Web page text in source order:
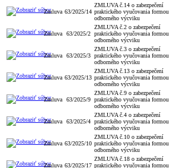
Zmluva 63/2025/14
ZMLUVA č.14 o zabezpečení
praktického vyučovania formou
odborného výcviku
Zmluva 63/2025/2
ZMLUVA č.2 o zabezpečení
praktického vyučovania formou
odborného výcviku
Zmluva 63/2025/3
ZMLUVA č.3 o zabezpečení
praktického vyučovania formou
odborného výcviku
Zmluva 63/2025/13
ZMLUVA č.13 o zabezpečení
praktického vyučovania formou
odborného výcviku
Zmluva 63/2025/9
ZMLUVA č.9 o zabezpečení
praktického vyučovania formou
odborného výcviku
Zmluva 63/2025/4
ZMLUVA č.4 o zabezpečení
praktického vyučovania formou
odborného výcviku
Zmluva 63/2025/10
ZMLUVA č.10 o zabezpečení
praktického vyučovania formou
odborného výcviku
Zmluva 63/2025/17
ZMLUVA č.18 o zabezpečení
praktického vyučovania formou